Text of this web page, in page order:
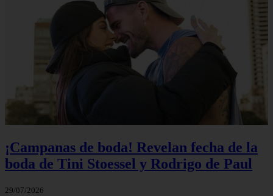
¡Campanas de boda! Revelan fecha de la
boda de Tini Stoessel y Rodrigo de Paul
29/07/2026